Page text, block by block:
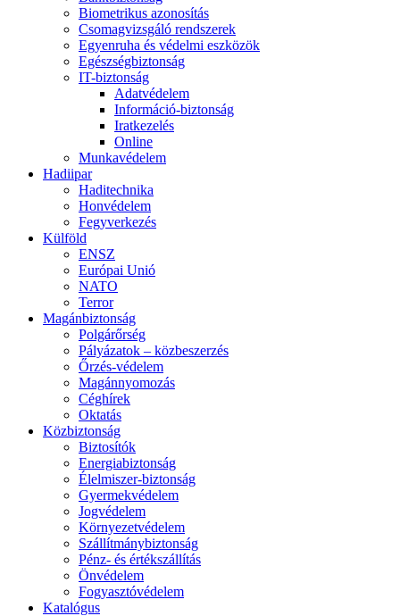
Biometrikus azonosítás
Csomagvizsgáló rendszerek
Egyenruha és védelmi eszközök
Egészségbiztonság
IT-biztonság
Adatvédelem
Információ-biztonság
Iratkezelés
Online
Munkavédelem
Hadiipar
Haditechnika
Honvédelem
Fegyverkezés
Külföld
ENSZ
Európai Unió
NATO
Terror
Magánbiztonság
Polgárőrség
Pályázatok – közbeszerzés
Őrzés-védelem
Magánnyomozás
Céghírek
Oktatás
Közbiztonság
Biztosítók
Energiabiztonság
Élelmiszer-biztonság
Gyermekvédelem
Jogvédelem
Környezetvédelem
Szállítmánybiztonság
Pénz- és értékszállítás
Önvédelem
Fogyasztóvédelem
Katalógus